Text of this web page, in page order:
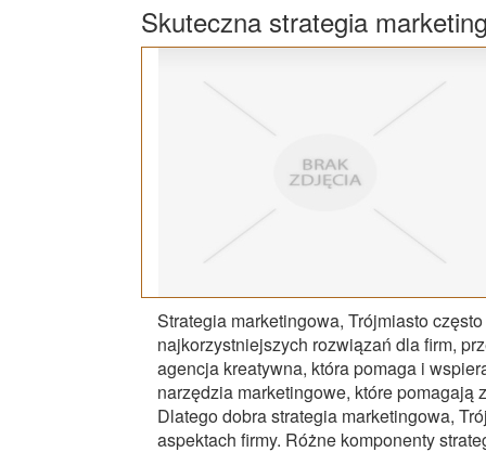
Skuteczna strategia
Strategia marketingowa, Trójmiasto
najkorzystniejszych rozwiązań dla firm,
agencja kreatywna, która pomaga i
narzędzia marketingowe, które
Dlatego dobra strategia marketingowa,
aspektach firmy. Różne komponenty